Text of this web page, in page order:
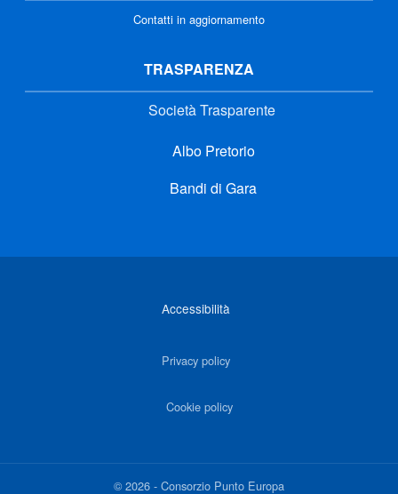
Contatti in aggiornamento
TRASPARENZA
Società Trasparente
Albo Pretorio
Bandi di Gara
Accessibilità
Privacy policy
Cookie policy
©2026 - Consorzio Punto Europa